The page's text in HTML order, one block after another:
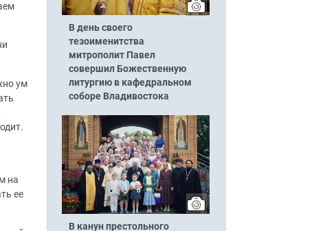
ум
на
ее
В день своего
тезоименитства
митрополит Павел
совершил Божественную
литургию в кафедральном
соборе Владивостока
В канун престольного